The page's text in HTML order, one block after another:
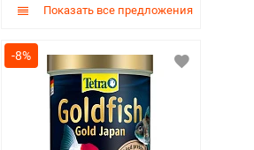
Показать все предложения
-8%